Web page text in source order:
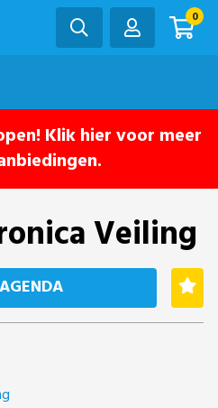
0
Klik hier voor meer
Veiling